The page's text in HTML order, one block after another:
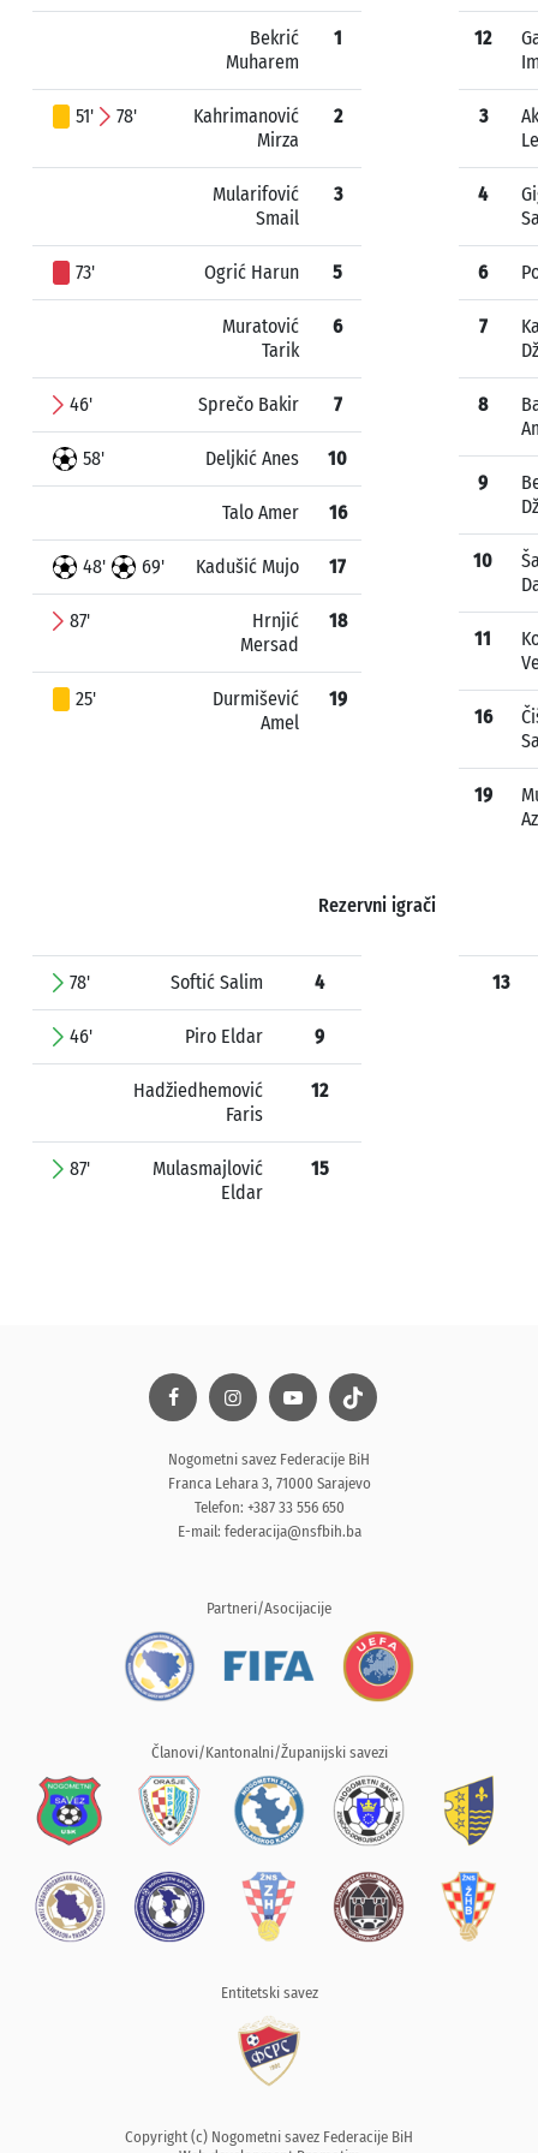
Bekrić
Muharem
1
51' 78'
Kahrimanović
Mirza
2
Mularifović
Smail
3
73' Ogrić Harun 5
Muratović
Tarik
6
46' Sprečo Bakir 7
58' Deljkić Anes 10
Talo Amer 16
48' 69' Kadušić Mujo 17
87'
Hrnjić
Mersad
18
25'
Durmišević
Amel
19
12
3
4
6
7
8
9
10
11
16
19
Rezervni igrači
78' Softić Salim 4
46' Piro Eldar 9
Hadžiedhemović
Faris
12
87'
Mulasmajlović
Eldar
15
13
Nogometni savez Federacije BiH
Franca Lehara 3, 71000 Sarajevo
Telefon: +387 33 556 650
E-mail: federacija@nsfbih.ba
Partneri/Asocijacije
Članovi/Kantonalni/Županijski savezi
Entitetski savez
Copyright (c) Nogometni savez Federacije BiH